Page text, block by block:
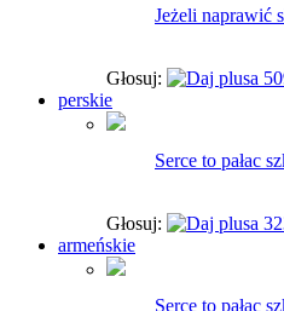
Jeżeli naprawić
Głosuj:
perskie
Serce to pałac
Głosuj:
armeńskie
Serce to pałac